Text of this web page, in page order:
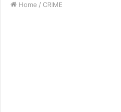
Home / CRIME